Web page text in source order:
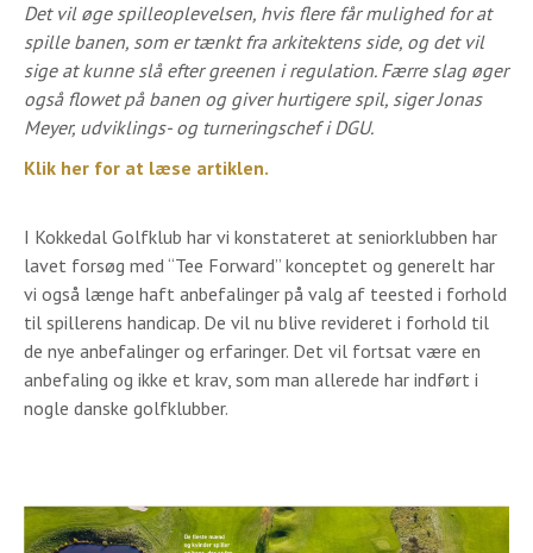
Det vil øge spilleoplevelsen, hvis flere får mulighed for at
spille banen, som er tænkt fra arkitektens side, og det vil
sige at kunne slå efter greenen i regulation. Færre slag øger
også flowet på banen og giver hurtigere spil, siger Jonas
Meyer, udviklings- og turneringschef i DGU.
Klik her for at læse artiklen.
I Kokkedal Golfklub har vi konstateret at seniorklubben har
lavet forsøg med “Tee Forward” konceptet og generelt har
vi også længe haft anbefalinger på valg af teested i forhold
til spillerens handicap. De vil nu blive revideret i forhold til
de nye anbefalinger og erfaringer. Det vil fortsat være en
anbefaling og ikke et krav, som man allerede har indført i
nogle danske golfklubber.